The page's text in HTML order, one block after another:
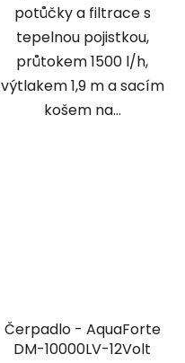
potůčky a filtrace s
tepelnou pojistkou,
průtokem 1500 l/h,
výtlakem 1,9 m a sacím
košem na...
Čerpadlo - AquaForte
DM-10000LV-12Volt